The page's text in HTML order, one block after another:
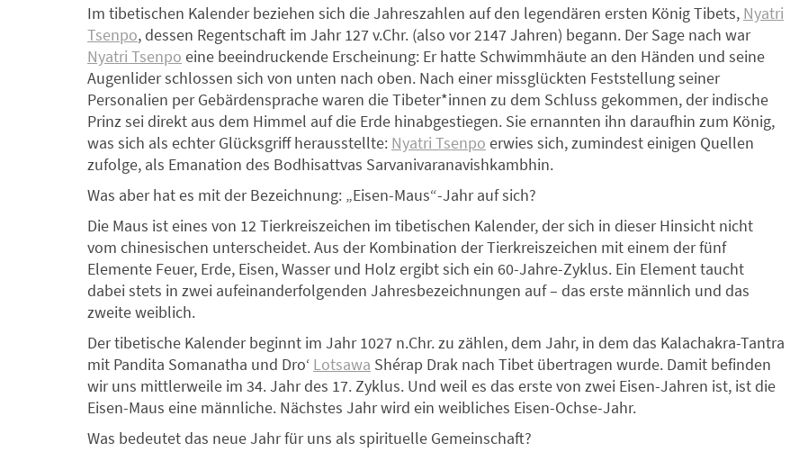
Im tibetischen Kalender beziehen sich die Jahreszahlen auf den legendären ersten König Tibets, Nyatri
Tsenpo, dessen Regentschaft im Jahr 127 v.Chr. (also vor 2147 Jahren) begann. Der Sage nach war
Nyatri Tsenpo eine beeindruckende Erscheinung: Er hatte Schwimmhäute an den Händen und seine
Augenlider schlossen sich von unten nach oben. Nach einer missglückten Feststellung seiner
Personalien per Gebärdensprache waren die Tibeter*innen zu dem Schluss gekommen, der indische
Prinz sei direkt aus dem Himmel auf die Erde hinabgestiegen. Sie ernannten ihn daraufhin zum König,
was sich als echter Glücksgriff herausstellte: Nyatri Tsenpo erwies sich, zumindest einigen Quellen
zufolge, als Emanation des Bodhisattvas Sarvanivaranavishkambhin.
Was aber hat es mit der Bezeichnung: „Eisen-Maus“-Jahr auf sich?
Die Maus ist eines von 12 Tierkreiszeichen im tibetischen Kalender, der sich in dieser Hinsicht nicht
vom chinesischen unterscheidet. Aus der Kombination der Tierkreiszeichen mit einem der fünf
Elemente Feuer, Erde, Eisen, Wasser und Holz ergibt sich ein 60-Jahre-Zyklus. Ein Element taucht
dabei stets in zwei aufeinanderfolgenden Jahresbezeichnungen auf – das erste männlich und das
zweite weiblich.
Der tibetische Kalender beginnt im Jahr 1027 n.Chr. zu zählen, dem Jahr, in dem das Kalachakra-Tantra
mit Pandita Somanatha und Dro‘ Lotsawa Shérap Drak nach Tibet übertragen wurde. Damit befinden
wir uns mittlerweile im 34. Jahr des 17. Zyklus. Und weil es das erste von zwei Eisen-Jahren ist, ist die
Eisen-Maus eine männliche. Nächstes Jahr wird ein weibliches Eisen-Ochse-Jahr.
Was bedeutet das neue Jahr für uns als spirituelle Gemeinschaft?